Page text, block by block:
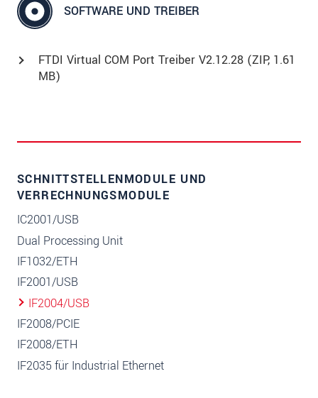
SOFTWARE UND TREIBER
FTDI Virtual COM Port Treiber V2.12.28 (ZIP, 1.61
MB)
SCHNITTSTELLENMODULE UND
VERRECHNUNGSMODULE
IC2001/USB
Dual Processing Unit
IF1032/ETH
IF2001/USB
IF2004/USB
IF2008/PCIE
IF2008/ETH
IF2035 für Industrial Ethernet